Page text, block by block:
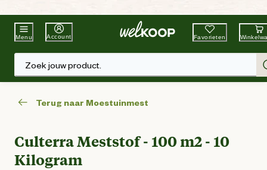
Beste WinkelketenTuin & Dier
Menu Account Favorieten
Zoek jouw product.
Terug naar Moestuinmest
Culterra Meststof - 100 m2 - 10
Kilogram